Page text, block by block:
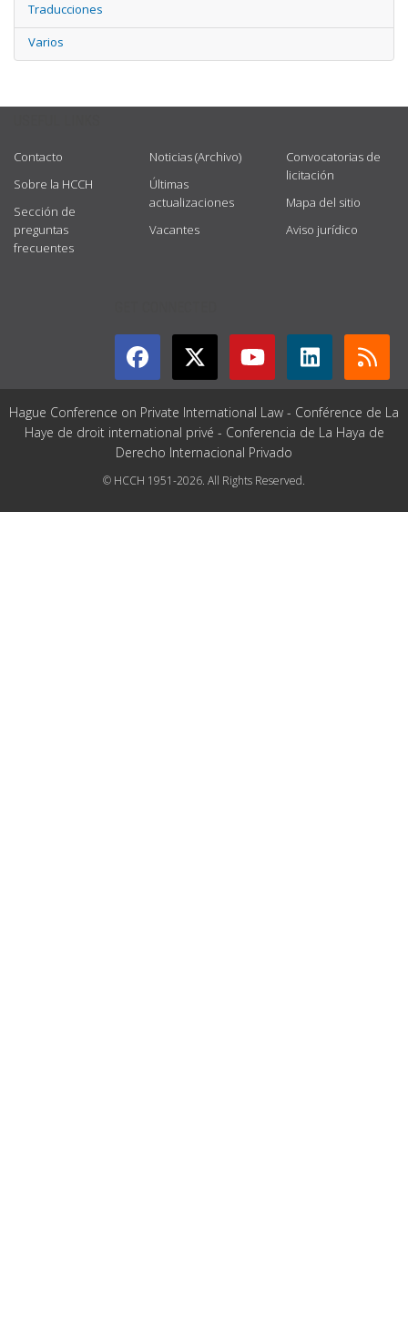
Traducciones
Varios
Contacto
Sobre la HCCH
Sección de
preguntas
frecuentes
Noticias (Archivo)
Últimas
actualizaciones
Vacantes
Convocatorias de
licitación
Mapa del sitio
Aviso jurídico
Hague Conference on Private International Law - Conférence de La
Haye de droit international privé - Conferencia de La Haya de
Derecho Internacional Privado
© HCCH 1951-2026. All Rights Reserved.